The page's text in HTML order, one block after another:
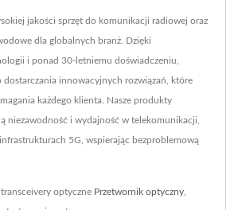
jakości sprzęt do komunikacji radiowej oraz
dla globalnych branż. Dzięki
i ponad 30-letniemu doświadczeniu,
dostarczania innowacyjnych rozwiązań, które
każdego klienta. Nasze produkty
niezawodność i wydajność w telekomunikacji,
5G, wspierając bezproblemową
optyczne Przetwornik optyczny,